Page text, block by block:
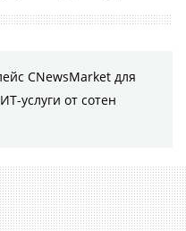
CNewsMarket для
услуги от сотен